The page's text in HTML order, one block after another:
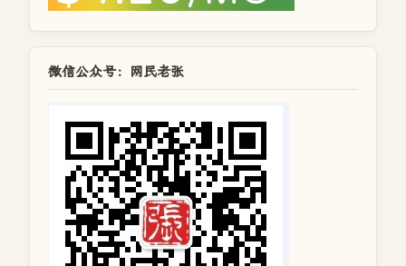
微信公众号：网民老张